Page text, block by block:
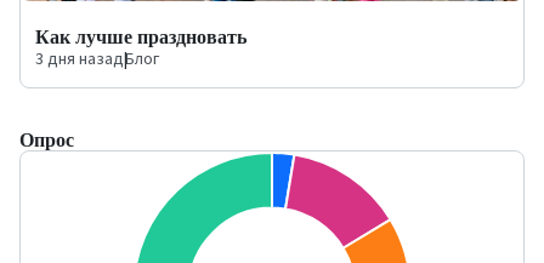
Как лучше праздновать
3 дня назад|Блог
Опрос